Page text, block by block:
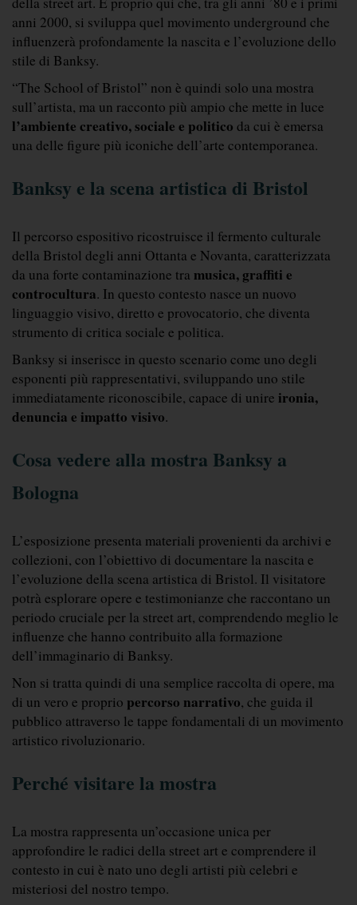
anni 2000, si sviluppa quel movimento underground che
influenzerà profondamente la nascita e l’evoluzione dello
stile di Banksy.
“The School of Bristol” non è quindi solo una mostra
l’ambiente creativo, sociale e politico da cui è emersa
una delle figure più iconiche dell’arte contemporanea.
Banksy e la scena artistica di Bristol
Il percorso espositivo ricostruisce il fermento culturale
della Bristol degli anni Ottanta e Novanta, caratterizzata
da una forte contaminazione tra musica, graffiti e
controcultura. In questo contesto nasce un nuovo
linguaggio visivo, diretto e provocatorio, che diventa
strumento di critica sociale e politica.
Banksy si inserisce in questo scenario come uno degli
esponenti più rappresentativi, sviluppando uno stile
immediatamente riconoscibile, capace di unire ironia,
denuncia e impatto visivo.
Cosa vedere alla mostra Banksy a
Bologna
L’esposizione presenta materiali provenienti da archivi e
collezioni, con l’obiettivo di documentare la nascita e
l’evoluzione della scena artistica di Bristol. Il visitatore
potrà esplorare opere e testimonianze che raccontano un
periodo cruciale per la street art, comprendendo meglio le
influenze che hanno contribuito alla formazione
dell’immaginario di Banksy.
Non si tratta quindi di una semplice raccolta di opere, ma
di un vero e proprio percorso narrativo, che guida il
pubblico attraverso le tappe fondamentali di un movimento
artistico rivoluzionario.
Perché visitare la mostra
La mostra rappresenta un’occasione unica per
approfondire le radici della street art e comprendere il
contesto in cui è nato uno degli artisti più celebri e
misteriosi del nostro tempo.